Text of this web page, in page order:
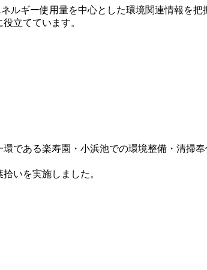
ギー使用量を中心とした環境関連情報を把
立てています。
である楽寿園・小浜池での環境整備・清掃
いを実施しました。